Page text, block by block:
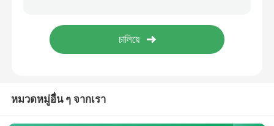
เครื่องจ่ายน้ำผลไม้
หมวดหมู่อื่น ๆ จากเรา